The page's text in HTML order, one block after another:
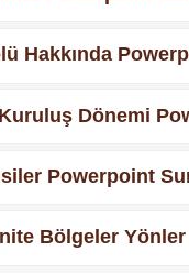
Hakkında
Dönemi
Powerpoint
Bölgeler